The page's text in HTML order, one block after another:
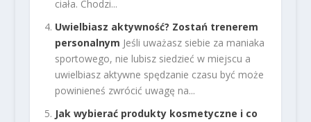
ciała. Chodzi...
Uwielbiasz aktywność? Zostań trenerem
personalnym Jeśli uważasz siebie za maniaka
sportowego, nie lubisz siedzieć w miejscu a
uwielbiasz aktywne spędzanie czasu być może
powinieneś zwrócić uwagę na...
Jak wybierać produkty kosmetyczne i co